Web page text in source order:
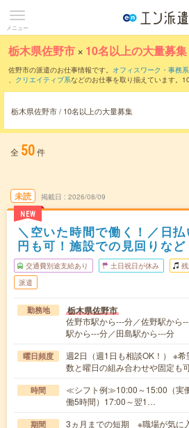
メニュー
栃木県佐野市 × 10名以上の大量募集
佐野市の派遣のお仕事情報です。 オフィスワーク・事務系
、 クリエイティブ系などのお仕事を取り揃えています。
栃木県佐野市 / 10名以上の大量募集
全 50件
未読
NEW
掲載日 2026/08/09
＼空いた時間で働く！／日
円も可！施設での見回りなど
交通費別途支給あり 土日祝日が休み 残
派遣
勤務地 栃木県佐野市
佐野市駅から---分／佐野駅から
駅から---分／田島駅から---分
曜日頻度
週2日（週1日も相談OK！） ※
数と曜日の組み合わせや固定も可
時間
≪シフト例≫10:00～15:00（実
働5時間）17:00～翌1…
期間
3ヵ月までの短期 ※職場が気